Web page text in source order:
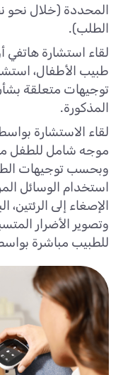
المحددة (خلال
الطلب).
لقاء استشارة هاتفي
طبيب الأطفال،
توجيهات متعلقة
المذكورة.
لقاء الاستشارة
موجه شامل للطفل
وبحسب توجيهات
استخدام الوسائل
الإصغاء إلى
وتصوير الأضرار
للطبيب مباشرة